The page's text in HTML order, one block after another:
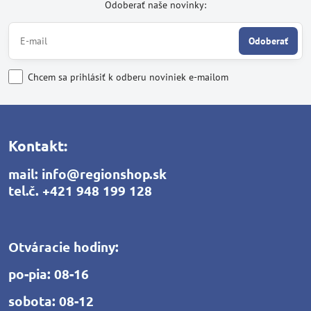
Odoberať naše novinky:
Odoberať
Chcem sa prihlásiť k odberu noviniek e-mailom
Kontakt:
mail: info@regionshop.sk
tel.č. +421 948 199 128
Otváracie hodiny:
po-pia: 08-16
sobota: 08-12